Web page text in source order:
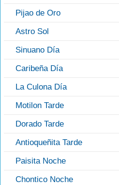
Pijao de Oro
Astro Sol
Sinuano Día
Caribeña Día
La Culona Día
Motilon Tarde
Dorado Tarde
Antioqueñita Tarde
Paisita Noche
Chontico Noche